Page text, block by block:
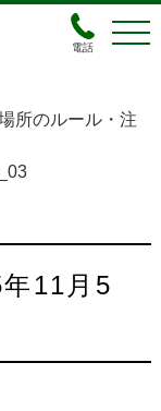
電話
所のルール・注